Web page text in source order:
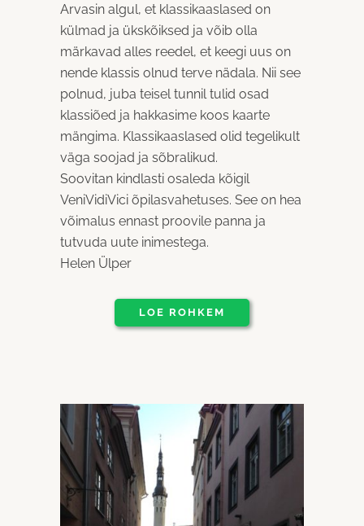
Arvasin algul, et klassikaaslased on
külmad ja ükskõiksed ja võib olla
märkavad alles reedel, et keegi uus on
nende klassis olnud terve nädala. Nii see
polnud, juba teisel tunnil tulid osad
klassiõed ja hakkasime koos kaarte
mängima. Klassikaaslased olid tegelikult
väga soojad ja sõbralikud.
Soovitan kindlasti osaleda kõigil
VeniVidiVici õpilasvahetuses. See on hea
võimalus ennast proovile panna ja
tutvuda uute inimestega.
Helen Ülper
LOE ROHKEM